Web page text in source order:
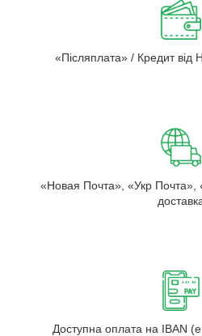
«Післяплата» / Кредит від
«Новая Почта», «Укр Почта»,
Доступна оплата на IBAN